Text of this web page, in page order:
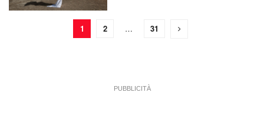
1 2 … 31
PUBBLICITÀ